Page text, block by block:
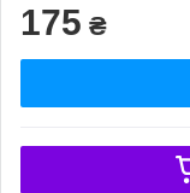
175 ₴